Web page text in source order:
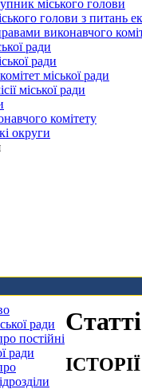
міського голови
голови з питань
виконавчого
ради
ради
міської ради
міської ради
комітету
округи
ради
постійні
ради
Статті